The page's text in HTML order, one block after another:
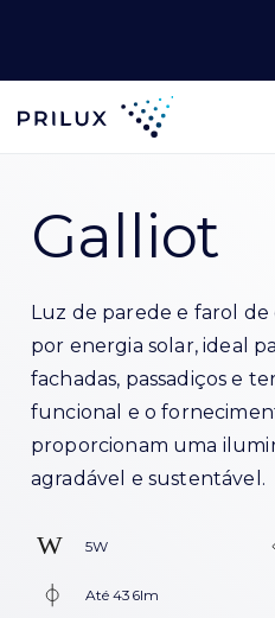
Galliot
Luz de parede e farol
por energia solar, ideal
fachadas, passadiços e
funcional e o
proporcionam uma
agradável e sustentável.
5W
Até 436lm